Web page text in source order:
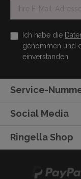
Ich habe die
genommen und
einverstanden.
Service-
Social Media
Ringella Shop